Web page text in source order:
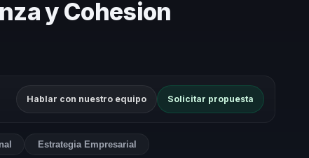
y Cohesion
Hablar con nuestro equipo Solicitar propuesta
Estrategia Empresarial